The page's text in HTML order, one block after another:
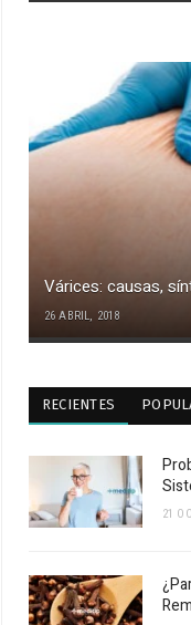
Várices: causas,
26 ABRIL, 2018
RECIENTES
21